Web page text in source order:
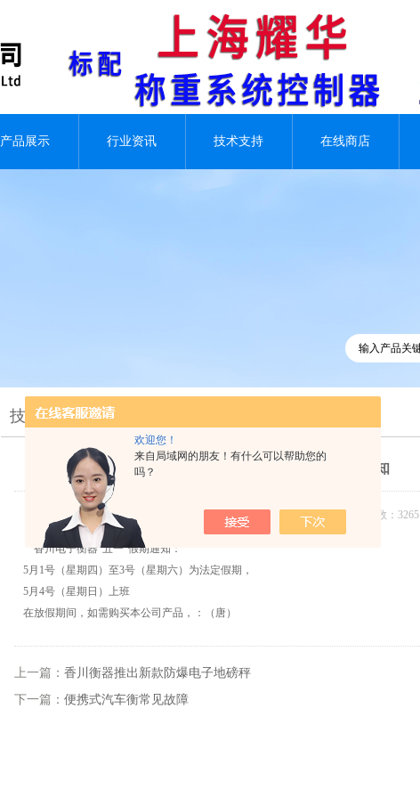
欢迎您！
来自局域网的朋友！有什么可以帮助您的
吗？
产品展示 行业资讯 技术支持 在线商店
技术支持 您现在的位置：
香川“五一”假期通知
发布日期：2014-04-30 浏览次数：3265
香川电子衡器“五一”假期通知：
5月1号（星期四）至3号（星期六）为法定假期，
5月4号（星期日）上班
在放假期间，如需购买本公司产品，：（唐）
上一篇： 香川衡器推出新款防爆电子地磅秤
下一篇： 便携式汽车衡常见故障